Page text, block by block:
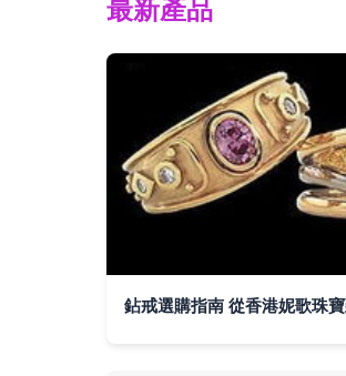
最新產品